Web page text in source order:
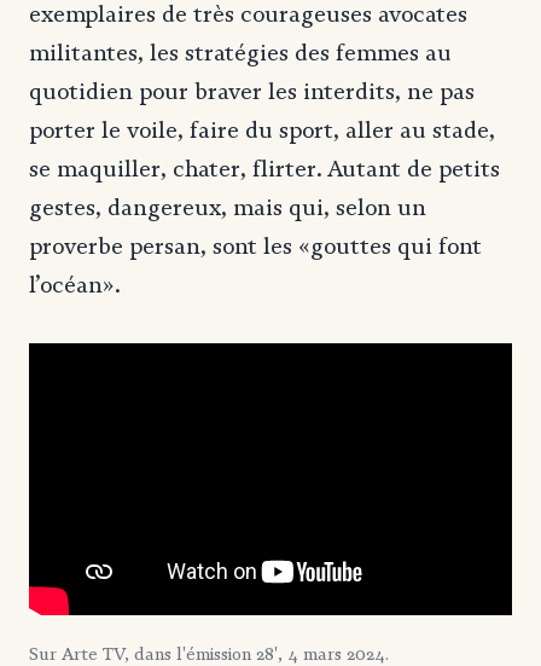
exemplaires de très courageuses avocates
militantes, les stratégies des femmes au
quotidien pour braver les interdits, ne pas
porter le voile, faire du sport, aller au stade,
se maquiller, chater, flirter. Autant de petits
gestes, dangereux, mais qui, selon un
proverbe persan, sont les «gouttes qui font
l’océan».
Sur Arte TV, dans l'émission 28', 4 mars 2024.